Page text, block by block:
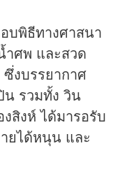
บพิธีทางศาสนา
ำศพ และสวด
งบรรยากาศ
รวมทั้ง วิน
งสิงห์ ได้มารอรับ
ยได้หนุน และ